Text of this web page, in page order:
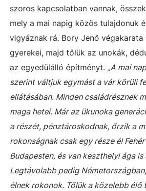
szoros kapcsolatban vannak,
mely a mai napig közös tulajdonuk
vigyáznak rá. Bory Jenő végakarata
gyerekei, majd tőlük az unokák,
az egyedülálló építményt. „A mai
szerint váltjuk egymást a vár körüli
ellátásában. Minden családrésznek
maga hetei. Már az ükunoka
a részét, pénztároskodnak, őrzik a
rokonságnak csak egy része él
Budapesten, és van keszthelyi ága is
Legtávolabb pedig
élnek rokonok. Tőlük a közelebb